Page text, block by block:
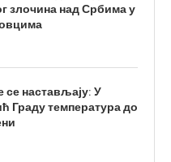
злочина над Србима у
се настављају: У
Граду температура до